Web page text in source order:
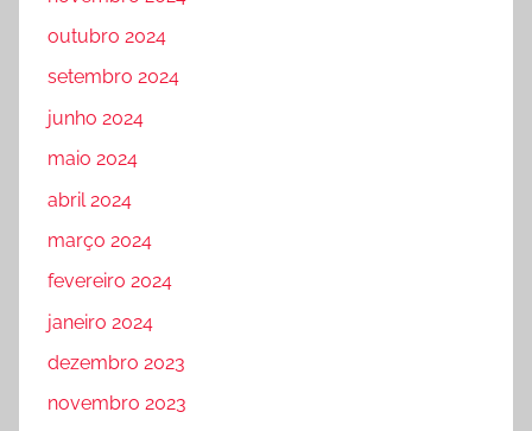
outubro 2024
setembro 2024
junho 2024
maio 2024
abril 2024
março 2024
fevereiro 2024
janeiro 2024
dezembro 2023
novembro 2023